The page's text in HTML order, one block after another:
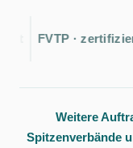
· zertifiziert
Weitere
Spitzenverbände